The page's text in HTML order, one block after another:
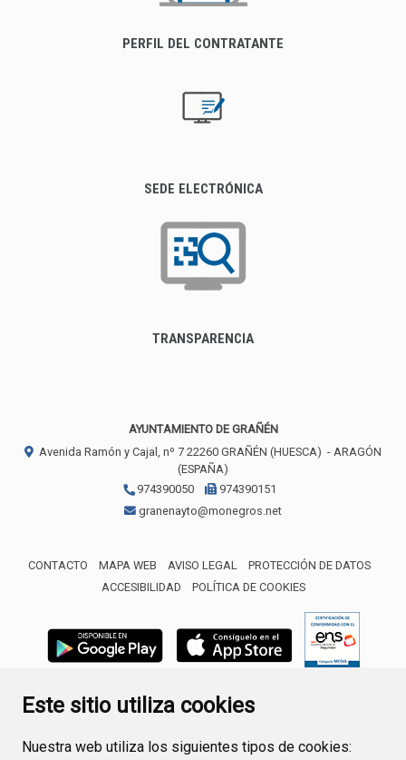
Este sitio utiliza cookies
Nuestra web utiliza los siguientes tipos de cookies:
PERFIL DEL CONTRATANTE
SEDE ELECTRÓNICA
TRANSPARENCIA
AYUNTAMIENTO DE GRAÑÉN
Avenida Ramón y Cajal, nº 7 22260 GRAÑÉN (HUESCA) - ARAGÓN
(ESPAÑA)
974390050
974390151
granenayto@monegros.net
CONTACTO MAPA WEB AVISO LEGAL
PROTECCIÓN DE DATOS
ACCESIBILIDAD
POLÍTICA DE COOKIES